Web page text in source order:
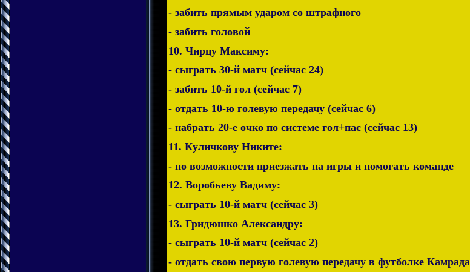
- забить прямым ударом со штрафного
- забить головой
10. Чирцу Максиму:
- сыграть 30-й матч (сейчас 24)
- забить 10-й гол (сейчас 7)
- отдать 10-ю голевую передачу (сейчас 6)
- набрать 20-е очко по системе гол+пас (сейчас 13)
11. Куличкову Никите:
- по возможности приезжать на игры и помогать команде
12. Воробьеву Вадиму:
- сыграть 10-й матч (сейчас 3)
13. Гридюшко Александру:
- сыграть 10-й матч (сейчас 2)
- отдать свою первую голевую передачу в футболке Камрада